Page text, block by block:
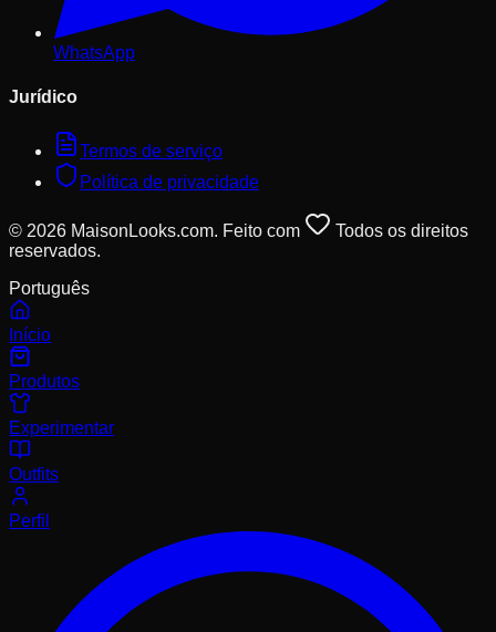
WhatsApp
Jurídico
Termos de serviço
Política de privacidade
© 2026 MaisonLooks.com. Feito com
Todos os direitos
reservados.
Português
Início
Produtos
Experimentar
Outfits
Perfil